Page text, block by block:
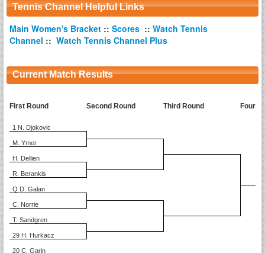
Tennis Channel Helpful Links
Main Women's Bracket :: Scores :: Watch Tennis
Channel :: Watch Tennis Channel Plus
Current Match Results
First Round
1 N. Djokovic
M. Ymer
H. Dellien
R. Berankis
Q D. Galan
C. Norrie
T. Sandgren
29 H. Hurkacz
20 C. Garin
Second Round Third Round Fourth